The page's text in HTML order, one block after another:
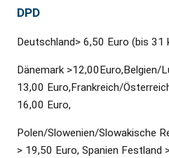
DPD
Deutschland> 6,50 Euro (bis 31
Dänemark >12,00Euro,Belgien/
13,00 Euro,Frankreich/
16,00 Euro,
Polen/Slowenien/Slowakische
> 19,50 Euro, Spanien Festland